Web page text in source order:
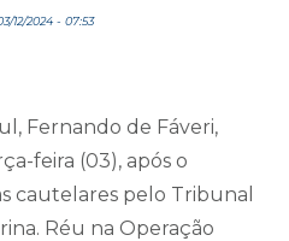
12/2024 - 07:53
Fernando de Fáveri,
feira (03), após o
cautelares pelo Tribunal
Réu na Operação